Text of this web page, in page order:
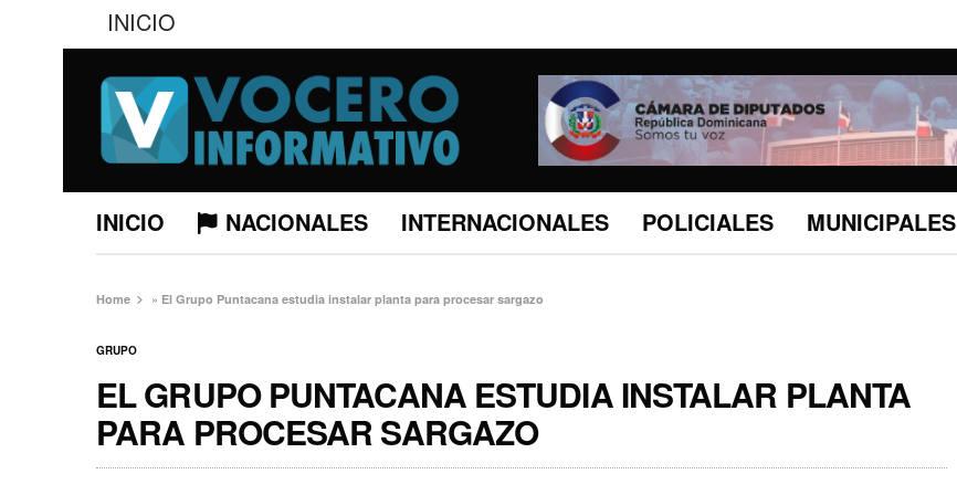
INICIO
INICIO NACIONALES INTERNACIONALES POLICIALES MUNICIPALES
Home » El Grupo Puntacana estudia instalar planta para procesar sargazo
GRUPO
EL GRUPO PUNTACANA ESTUDIA INSTALAR PLANTA
PARA PROCESAR SARGAZO